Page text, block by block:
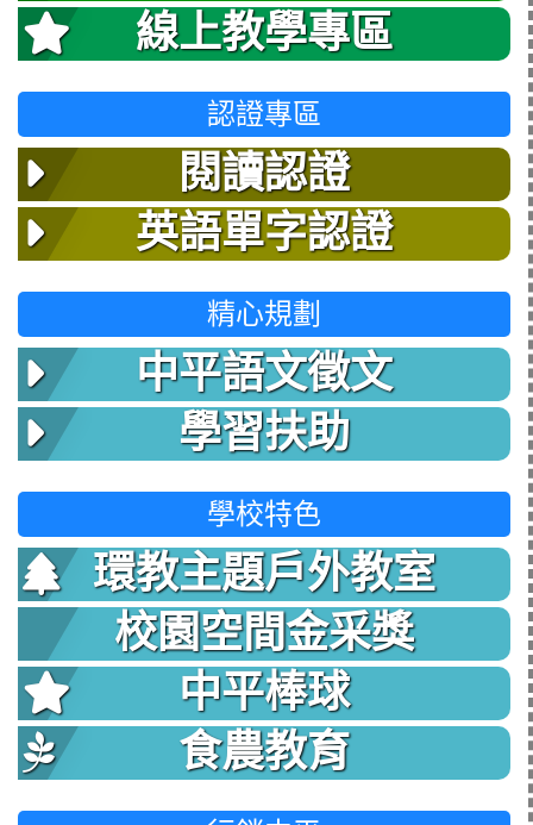
線上教學專區
認證專區
閱讀認證
英語單字認證
精心規劃
中平語文徵文
學習扶助
學校特色
環教主題戶外教室
校園空間金采獎
中平棒球
食農教育